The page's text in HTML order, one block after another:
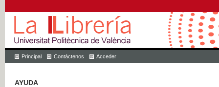
Principal Contáctenos Acceder
AYUDA